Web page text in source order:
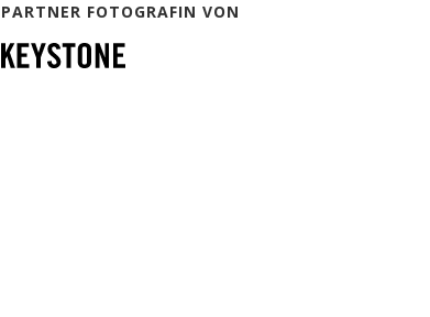
PARTNER FOTOGRAFIN VON